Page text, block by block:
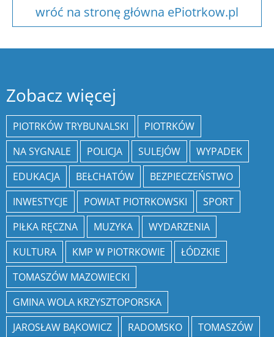
wróć na stronę główna ePiotrkow.pl
Zobacz więcej
PIOTRKÓW TRYBUNALSKI
PIOTRKÓW
NA SYGNALE
POLICJA SULEJÓW
WYPADEK
EDUKACJA
BEŁCHATÓW
BEZPIECZEŃSTWO
INWESTYCJE
POWIAT PIOTRKOWSKI
SPORT
PIŁKA RĘCZNA
MUZYKA
WYDARZENIA
KULTURA
KMP W PIOTRKOWIE
ŁÓDZKIE
TOMASZÓW MAZOWIECKI
GMINA WOLA KRZYSZTOPORSKA
JAROSŁAW BĄKOWICZ
RADOMSKO
TOMASZÓW